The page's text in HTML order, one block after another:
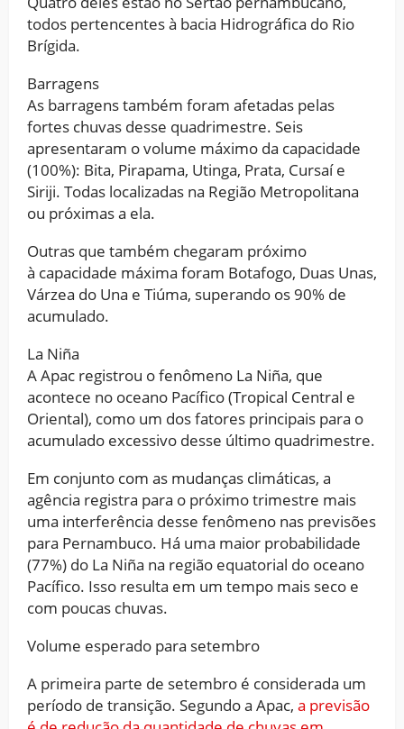
todos pertencentes à bacia Hidrográfica do Rio
Brígida.
Barragens
As barragens também foram afetadas pelas
fortes chuvas desse quadrimestre. Seis
apresentaram o volume máximo da capacidade
(100%): Bita, Pirapama, Utinga, Prata, Cursaí e
Siriji. Todas localizadas na Região Metropolitana
ou próximas a ela.
Outras que também chegaram próximo
à capacidade máxima foram Botafogo, Duas Unas,
Várzea do Una e Tiúma, superando os 90% de
acumulado.
La Niña
A Apac registrou o fenômeno La Niña, que
acontece no oceano Pacífico (Tropical Central e
Oriental), como um dos fatores principais para o
acumulado excessivo desse último quadrimestre.
Em conjunto com as mudanças climáticas, a
agência registra para o próximo trimestre mais
uma interferência desse fenômeno nas previsões
para Pernambuco. Há uma maior probabilidade
(77%) do La Niña na região equatorial do oceano
Pacífico. Isso resulta em um tempo mais seco e
com poucas chuvas.
Volume esperado para setembro
A primeira parte de setembro é considerada um
período de transição. Segundo a Apac, a previsão